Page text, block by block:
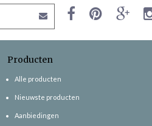
Producten
Alle producten
Nieuwste producten
Aanbiedingen